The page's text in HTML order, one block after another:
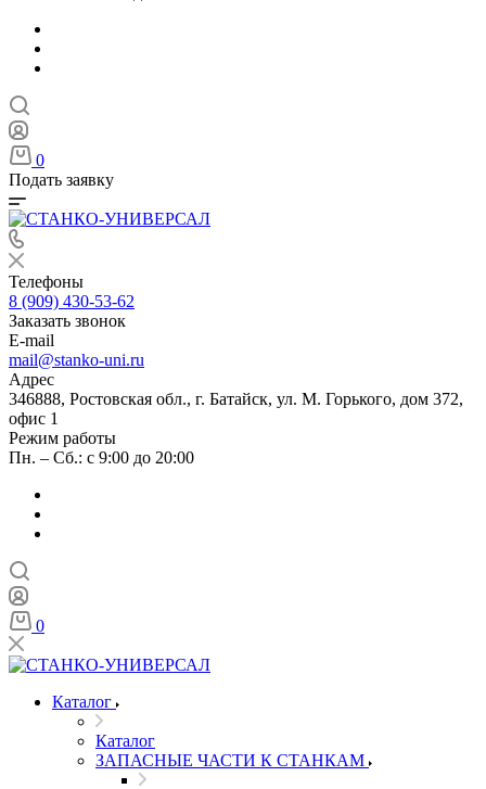
0
Подать заявку
Телефоны
8 (909) 430-53-62
Заказать звонок
E-mail
mail@stanko-uni.ru
Адрес
346888, Ростовская обл., г. Батайск, ул. М. Горького, дом 372,
офис 1
Режим работы
Пн. – Сб.: с 9:00 до 20:00
0
Каталог
Каталог
ЗАПАСНЫЕ ЧАСТИ К СТАНКАМ